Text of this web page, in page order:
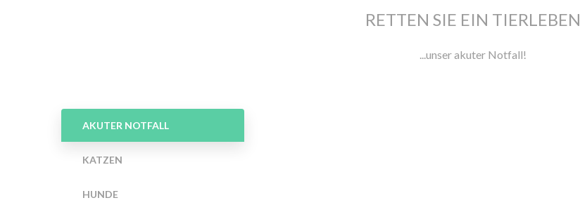
RETTEN SIE EIN TIERLEBEN
...unser akuter Notfall!
AKUTER NOTFALL
KATZEN
HUNDE